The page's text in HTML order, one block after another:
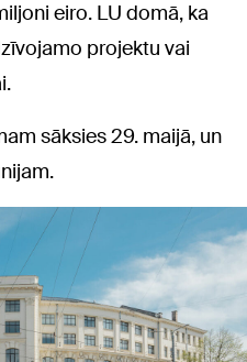
eiro. LU domā, ka
projektu vai
sāksies 29. maijā, un